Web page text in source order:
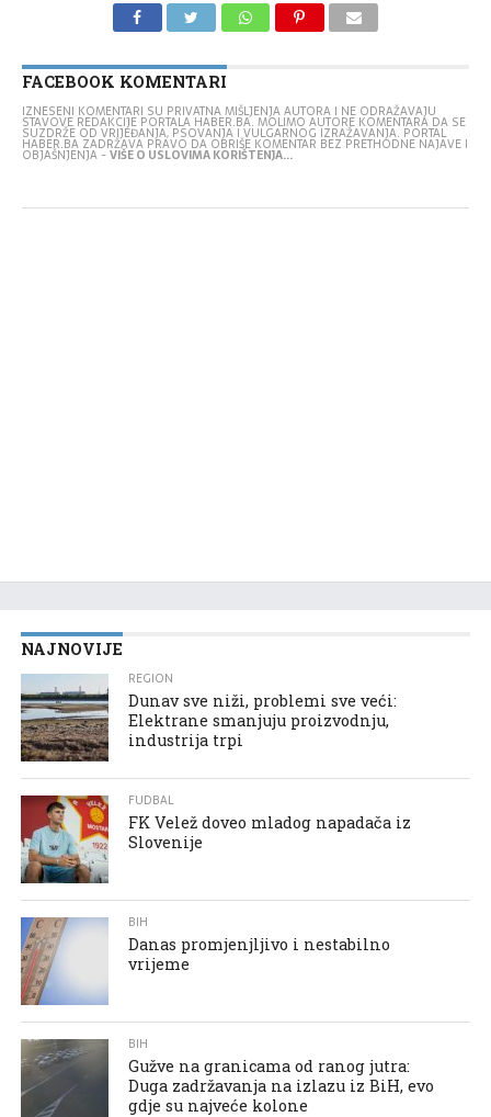
FACEBOOK KOMENTARI
IZNESENI KOMENTARI SU PRIVATNA MIŠLJENJA AUTORA I NE ODRAŽAVAJU
STAVOVE REDAKCIJE PORTALA HABER.BA. MOLIMO AUTORE KOMENTARA DA SE
SUZDRŽE OD VRIJEĐANJA, PSOVANJA I VULGARNOG IZRAŽAVANJA. PORTAL
HABER.BA ZADRŽAVA PRAVO DA OBRIŠE KOMENTAR BEZ PRETHODNE NAJAVE I
OBJAŠNJENJA -VIŠE O USLOVIMA KORIŠTENJA...
NAJNOVIJE
REGION
Dunav sve niži, problemi sve veći:
Elektrane smanjuju proizvodnju,
industrija trpi
FUDBAL
FK Velež doveo mladog napadača iz
Slovenije
BIH
Danas promjenjljivo i nestabilno
vrijeme
BIH
Gužve na granicama od ranog jutra:
Duga zadržavanja na izlazu iz BiH, evo
gdje su najveće kolone